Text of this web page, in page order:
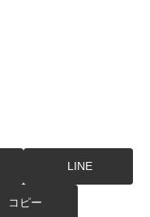
LINE
コピー